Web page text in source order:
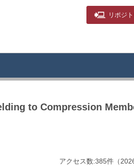
リポジト
to Compression
アクセス数:385件 （